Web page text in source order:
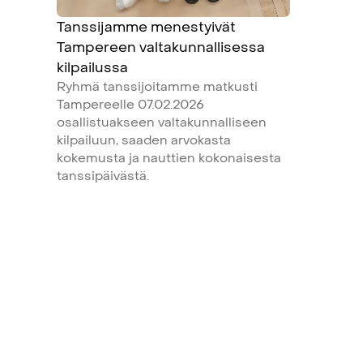
Tanssijamme menestyivät
Tampereen valtakunnallisessa
kilpailussa
Ryhmä tanssijoitamme matkusti
Tampereelle 07.02.2026
osallistuakseen valtakunnalliseen
kilpailuun, saaden arvokasta
kokemusta ja nauttien kokonaisesta
tanssipäivästä.